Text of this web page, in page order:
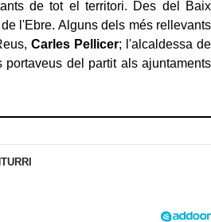
de tot el territori. Des del Baix
l'Ebre. Alguns dels més rellevants
Carles Pellicer; l'alcaldessa de
portaveus del partit als ajuntaments